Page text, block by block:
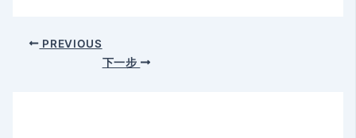
PREVIOUS
下一步